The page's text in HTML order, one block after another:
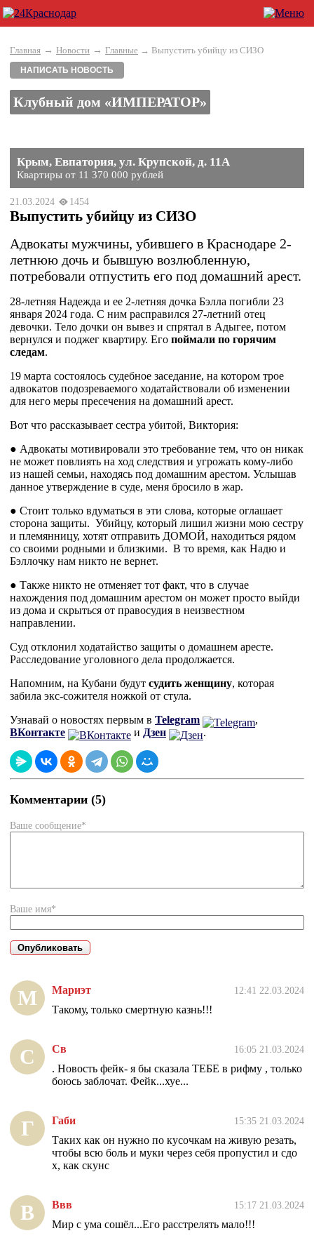
Главная → Новости → Главные → Выпустить убийцу из СИЗО
НАПИСАТЬ НОВОСТЬ
Клубный дом «ИМПЕРАТОР»
Крым, Евпатория, ул. Крупской, д. 11А
Квартиры от 11 370 000 рублей
21.03.2024 1454
Выпустить убийцу из СИЗО
Адвокаты мужчины, убившего в Краснодаре 2-
летнюю дочь и бывшую возлюбленную,
потребовали отпустить его под домашний арест.
28-летняя Надежда и ее 2-летняя дочка Бэлла погибли 23
января 2024 года. С ним расправился 27-летний отец
девочки. Тело дочки он вывез и спрятал в Адыгее, потом
вернулся и поджег квартиру. Его поймали по горячим
следам.
19 марта состоялось судебное заседание, на котором трое
адвокатов подозреваемого ходатайствовали об изменении
для него меры пресечения на домашний арест.
Вот что рассказывает сестра убитой, Виктория:
● Адвокаты мотивировали это требование тем, что он никак
не может повлиять на ход следствия и угрожать кому-либо
из нашей семьи, находясь под домашним арестом. Услышав
данное утверждение в суде, меня бросило в жар.
● Стоит только вдуматься в эти слова, которые оглашает
сторона защиты. Убийцу, который лишил жизни мою сестру
и племянницу, хотят отправить ДОМОЙ, находиться рядом
со своими родными и близкими. В то время, как Надю и
Бэллочку нам никто не вернет.
● Также никто не отменяет тот факт, что в случае
нахождения под домашним арестом он может просто выйди
из дома и скрыться от правосудия в неизвестном
направлении.
Суд отклонил ходатайство защиты о домашнем аресте.
Расследование уголовного дела продолжается.
Напомним, на Кубани будут судить женщину, которая
забила экс-сожителя ножкой от стула.
Узнавай о новостях первым в Telegram
,
ВКонтакте
и Дзен .
Комментарии (5)
Ваше сообщение*
Ваше имя*
М Мариэт 12:41 22.03.2024
Такому, только смертную казнь!!!
С Св 16:05 21.03.2024
. Новость фейк- я бы сказала ТЕБЕ в рифму , только
боюсь заблочат. Фейк...хуе...
Г Габи 15:35 21.03.2024
Таких как он нужно по кусочкам на живую резать,
чтобы всю боль и муки через себя пропустил и сдо
х, как скунс
В Ввв 15:17 21.03.2024
Мир с ума сошёл...Его расстрелять мало!!!